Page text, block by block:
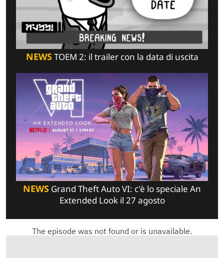
NEWSTOEM 2: il trailer con la data di uscita
NEWS Grand Theft Auto VI: c'è lo speciale An
Extended Look il 27 agosto